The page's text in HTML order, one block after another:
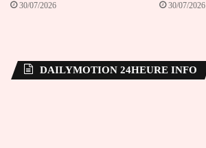
30/07/2026 30/07/2026
DAILYMOTION 24HEURE INFO